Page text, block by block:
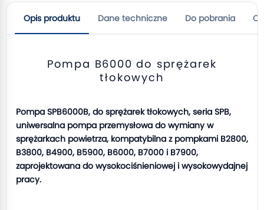
Opis produktu Dane techniczne Do pobrania
Pompa B6000 do sprężarek
tłokowych
Pompa SPB6000B, do sprężarek tłokowych, seria SPB,
uniwersalna pompa przemysłowa do wymiany w
sprężarkach powietrza, kompatybilna z pompkami B2800,
B3800, B4900, B5900, B6000, B7000 i B7900,
zaprojektowana do wysokociśnieniowej i wysokowydajnej
pracy.